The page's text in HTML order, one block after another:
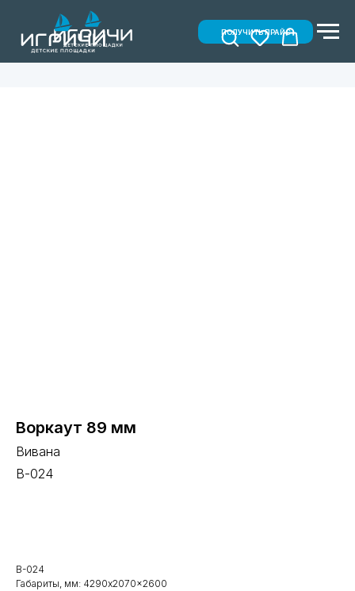
ПОЛУЧИТЬ ПРАЙС
Воркаут 89 мм
Вивана
В-024
В-024
Габариты, мм: 4290x2070x2600